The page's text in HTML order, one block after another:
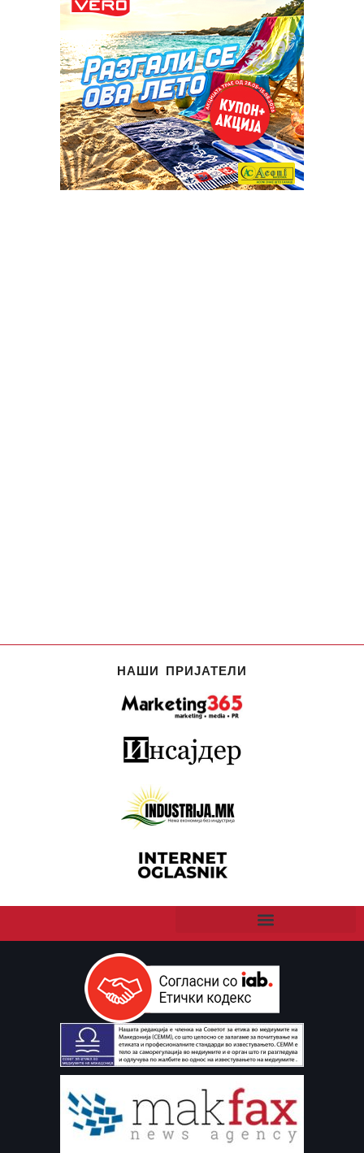
НАШИ ПРИЈАТЕЛИ